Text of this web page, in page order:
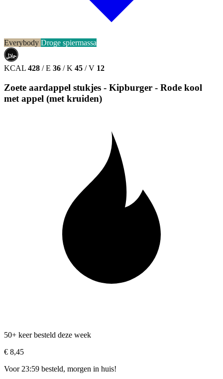
Everybody Droge spiermassa
حلال
HALAL
KCAL 428 / E 36 / K 45 / V 12
Zoete aardappel stukjes - Kipburger - Rode kool
met appel (met kruiden)
50+ keer besteld deze week
€ 8,45
Voor 23:59 besteld, morgen in huis!